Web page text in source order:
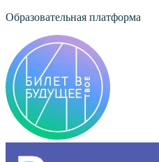
Образовательная платформа